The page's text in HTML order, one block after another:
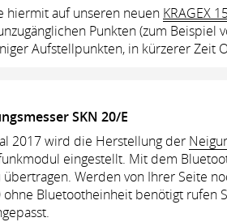
hiermit auf unseren neuen KRAGEX
Punkten (zum
Aufstellpunkten, in kürzerer Zeit
SKN 20/E
2017 wird die Herstellung der
eingestellt. Mit dem
Werden von Ihrer Seite
ohne Bluetootheinheit benötigt rufen